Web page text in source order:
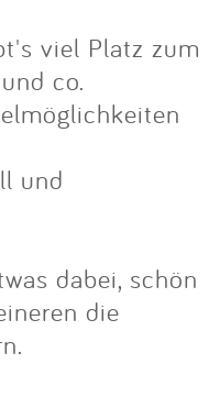
viel Platz zum
co.
und
dabei, schön
die